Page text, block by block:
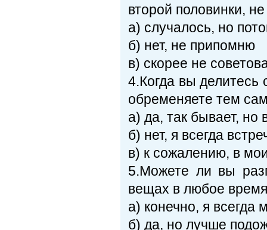
второй половинки,
a) случалось, но
б) нет, не припомню
в) скорее не
4.Когда вы делитесь
обременяете тем
a) да, так бывает,
б) нет, я всегда
в) к сожалению, в
5.Можете ли вы
вещах в любое
a) конечно, я всегда
б) да, но лучше